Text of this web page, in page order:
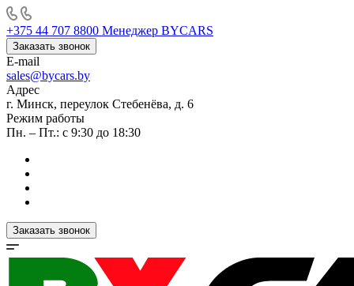
+375 44 707 8800 Менеджер BYCARS
Заказать звонок
E-mail
sales@bycars.by
Адрес
г. Минск, переулок Стебенёва, д. 6
Режим работы
Пн. – Пт.: с 9:30 до 18:30
Заказать звонок